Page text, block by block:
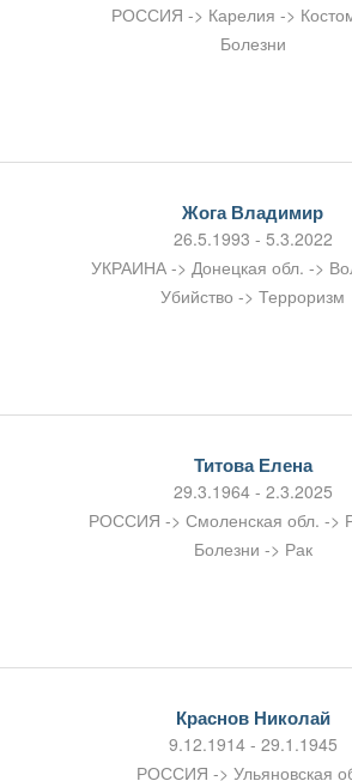
РОССИЯ -> Карелия ->
Болезни
Жога Владимир
26.5.1993 - 5.3.2022
УКРАИНА -> Донецкая обл. ->
Убийство -> Терроризм
Титова Елена
29.3.1964 - 2.3.2025
РОССИЯ -> Смоленская обл. ->
Болезни -> Рак
Краснов Николай
9.12.1914 - 29.1.1945
РОССИЯ -> Ульяновская